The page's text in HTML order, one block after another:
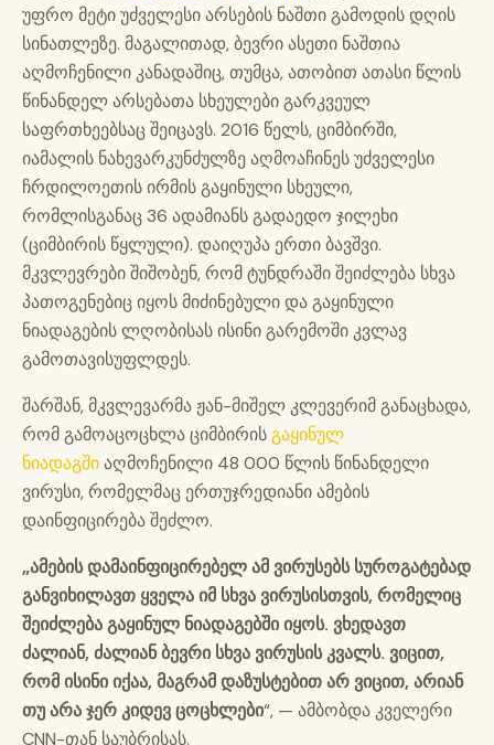
უფრო მეტი უძველესი არსების ნაშთი გამოდის დღის
სინათლეზე. მაგალითად, ბევრი ასეთი ნაშთია
აღმოჩენილი კანადაშიც, თუმცა, ათობით ათასი წლის
წინანდელ არსებათა სხეულები გარკვეულ
საფრთხეებსაც შეიცავს. 2016 წელს, ციმბირში,
იამალის ნახევარკუნძულზე აღმოაჩინეს უძველესი
ჩრდილოეთის ირმის გაყინული სხეული,
რომლისგანაც 36 ადამიანს გადაედო ჯილეხი
(ციმბირის წყლული). დაიღუპა ერთი ბავშვი.
მკვლევრები შიშობენ, რომ ტუნდრაში შეიძლება სხვა
პათოგენებიც იყოს მიძინებული და გაყინული
ნიადაგების ლღობისას ისინი გარემოში კვლავ
გამოთავისუფლდეს.
შარშან, მკვლევარმა ჟან-მიშელ კლევერიმ განაცხადა,
რომ გამოაცოცხლა ციმბირისგაყინულ
ნიადაგშიაღმოჩენილი 48 000 წლის წინანდელი
ვირუსი, რომელმაც ერთუჯრედიანი ამების
დაინფიცირება შეძლო.
„ამების დამაინფიცირებელ ამ ვირუსებს სუროგატებად
განვიხილავთ ყველა იმ სხვა ვირუსისთვის, რომელიც
შეიძლება გაყინულ ნიადაგებში იყოს. ვხედავთ
ძალიან, ძალიან ბევრი სხვა ვირუსის კვალს. ვიცით,
რომ ისინი იქაა, მაგრამ დაზუსტებით არ ვიცით, არიან
თუ არა ჯერ კიდევ ცოცხლები“, — ამბობდა კველერი
CNN-თან საუბრისას.